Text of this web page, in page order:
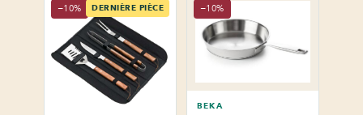
−10% DERNIÈRE PIÈCE −10%
BEKA